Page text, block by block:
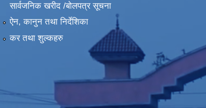
सार्वजनिक खरीद /बोलपत्र सूचना
ऐन, कानुन तथा निर्देशिका
कर तथा शुल्कहरु